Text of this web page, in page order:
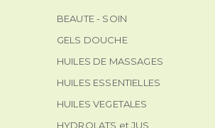
BEAUTE - SOIN
GELS DOUCHE
HUILES DE MASSAGES
HUILES ESSENTIELLES
HUILES VEGETALES
HYDROLATS et JUS